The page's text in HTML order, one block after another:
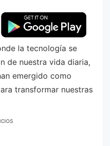
la tecnología se
de nuestra vida diaria,
emergido como
transformar nuestras